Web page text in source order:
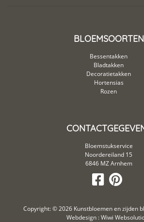
BLOEMSOORTEN
Bessentakken
Bladtakken
Decoratietakken
Hortensias
Rozen
Bloemstukservice
Noordereiland 15
6846 MZ Arnhem
Copyright: © 2026 Kunstbloemen en zijden
Webdesign :Wiwi